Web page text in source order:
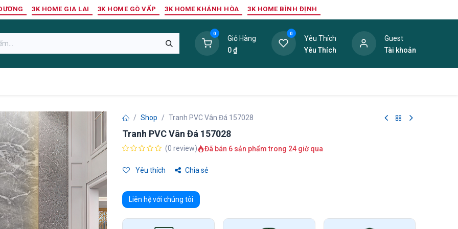
3K HOME GIA LAI 3K HOME GÒ VẤP 3K HOME KHÁNH HÒA 3K HOME BÌNH ĐỊNH
0
Giỏ Hàng
0₫
0
Yêu Thích
Yêu Thích
Guest
Tài khoản
Shop Tranh PVC Vân Đá 157028
Tranh PVC Vân Đá 157028
(0 review) Đã bán 6 sản phẩm trong 24 giờ qua
Yêu thích Chia sẻ
Liên hệ với chúng tôi